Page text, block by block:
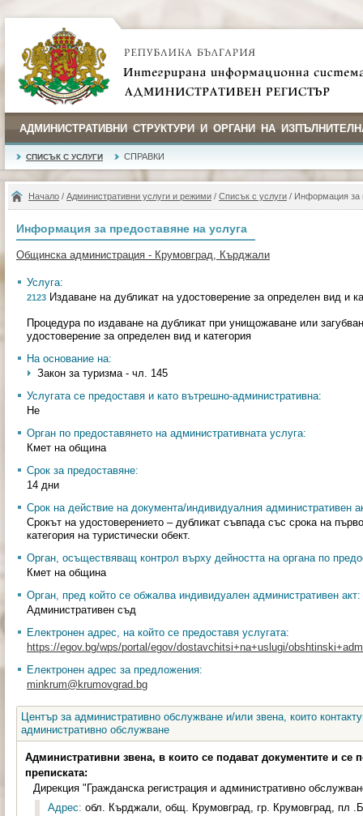
АДМИНИСТРАТИВНИ СТРУКТУРИ И ОРГАНИ НА
СПИСЪК С УСЛУГИ СПРАВКИ
Начало / Административни услуги и режими / Списък с услуги / Информация за
Информация за предоставяне на услуга
Общинска администрация - Крумовград, Кърджали
Услуга:
2123 Издаване на дубликат на удостоверение за определен вид и
Процедура по издаване на дубликат при унищожаване или
удостоверение за определен вид и категория
На основание на:
Закон за туризма - чл. 145
Услугата се предоставя и като вътрешно-административна:
Не
Орган по предоставянето на административната услуга:
Кмет на община
Срок за предоставяне:
14 дни
Срок на действие на документа/индивидуалния административен
Срокът на удостоверението – дубликат съвпада със срока на
категория на туристически обект.
Орган, осъществяващ контрол върху дейността на органа по
Кмет на община
Орган, пред който се обжалва индивидуален административен акт:
Административен съд
Електронен адрес, на който се предоставя услугата:
https://egov.bg/wps/portal/egov/dostavchitsi+na+uslugi/
Електронен адрес за предложения:
minkrum@krumovgrad.bg
Център за административно обслужване и/или звена, които
административно обслужване
Административни звена, в които се подават документите и се
преписката:
Дирекция "Гражданска регистрация и административно
Адрес: обл. Кърджали, общ. Крумовград, гр. Крумовград, пл